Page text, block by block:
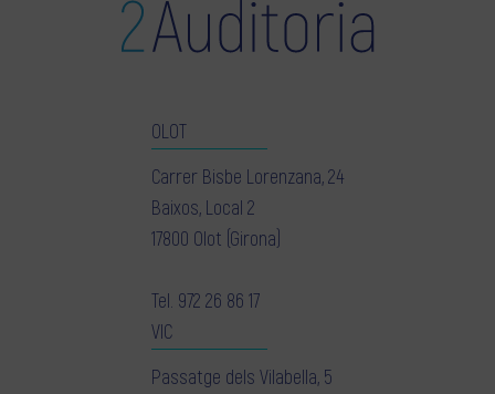
OLOT
Carrer Bisbe Lorenzana, 24
Baixos, Local 2
17800 Olot (Girona)
Tel. 972 26 86 17
VIC
Passatge dels Vilabella, 5